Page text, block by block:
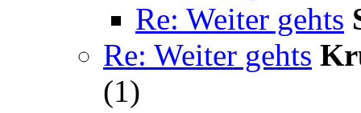
Re: Weiter gehts
Re: Weiter gehts
(1)